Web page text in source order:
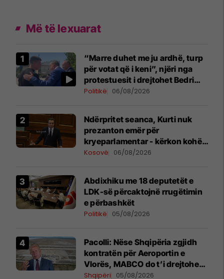
Më të lexuarat
“Marre duhet me ju ardhë, turp
për votat që i keni”, njëri nga
protestuesit i drejtohet Bedri
Hamzës
Politikë 06/08/2026
Ndërpritet seanca, Kurti nuk
prezanton emër për
kryeparlamentar - kërkon kohë
shtesë për marrëveshje politike
Kosovë 06/08/2026
Abdixhiku me 18 deputetët e
LDK-së përcaktojnë rrugëtimin
e përbashkët
Politikë 05/08/2026
Pacolli: Nëse Shqipëria zgjidh
kontratën për Aeroportin e
Vlorës, MABCO do t’i drejtohet
arbitrazhit ndërkombëtar
Shqipëri 05/08/2026